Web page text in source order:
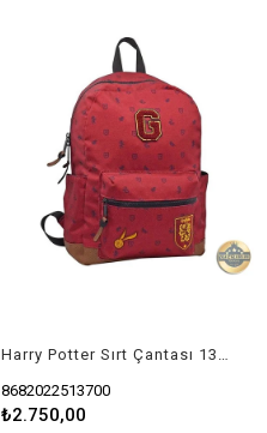
Harry Potter Sırt Çantası 1370
8682022513700
₺2.750,00